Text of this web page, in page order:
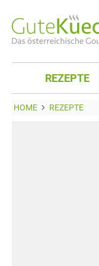
REZEPTE
HOME REZEPTE